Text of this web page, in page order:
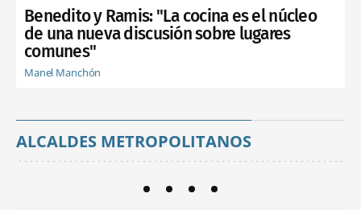
Benedito y Ramis: "La cocina es el núcleo
de una nueva discusión sobre lugares
comunes"
Manel Manchón
ALCALDES METROPOLITANOS